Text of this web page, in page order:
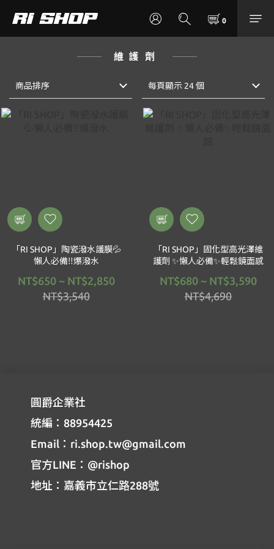
維護劑
商品排序 每頁顯示 24 個
「RI SHOP」陶瓷潑水護膜💦
懶人必備‼️爆潑水
NT$650 ~ NT$2,850
NT$3,540
「RI SHOP」固化型高光澤維
護劑 ✨懶人必備✨輕鬆鏡面感
NT$680 ~ NT$3,590
NT$4,690
圓爵企業社
統編：88954425
Email：ri.shop.tw@gmail.com
官方LINE：@rishop
地址：嘉義市立仁路288號